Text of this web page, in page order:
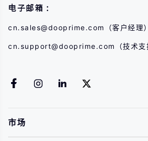
电子邮箱：
cn.sales@dooprime.com （客户经理）
cn.support@dooprime.com （技术支
市场